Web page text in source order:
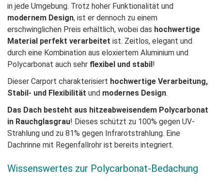
in jede Umgebung. Trotz hoher Funktionalität und
modernem Design, ist er dennoch zu einem
erschwinglichen Preis erhältlich, wobei das hochwertige
Material perfekt verarbeitet ist. Zeitlos, elegant und
durch eine Kombination aus eloxiertem Aluminium und
Polycarbonat auch sehr flexibel und stabil !
Dieser Carport charakterisiert hochwertige Verarbeitung,
Stabil- und Flexibilität und modernes Design.
Das Dach besteht aus hitzeabweisendem Polycarbonat
in Rauchglasgrau! Dieses schützt zu 100% gegen UV-
Strahlung und zu 81% gegen Infrarotstrahlung. Eine
Dachrinne mit Regenfallrohr ist bereits integriert.
Wissenswertes zur Polycarbonat-Bedachung